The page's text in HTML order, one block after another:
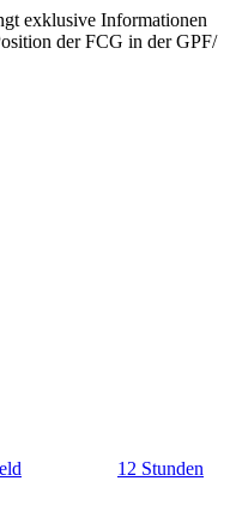
exklusive Informationen
der FCG in der GPF/
12 Stunden